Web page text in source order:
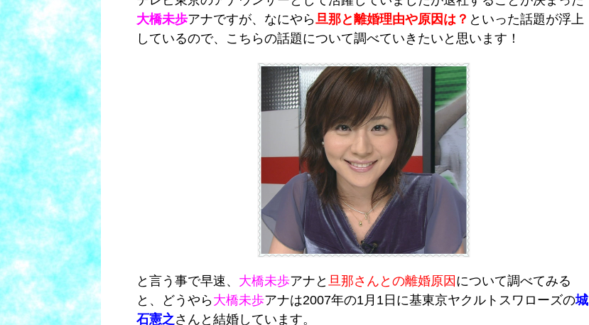
大橋未歩アナですが、なにやら旦那と離婚理由や原因は？ といった話題が浮上
しているので、こちらの話題について調べていきたいと思います！
と言う事で早速、 大橋未歩アナと 旦那さんとの離婚原因 について調べてみる
と、どうやら大橋未歩アナは2007年の1月1日に基東京ヤクルトスワローズの城
石憲之さんと結婚しています。